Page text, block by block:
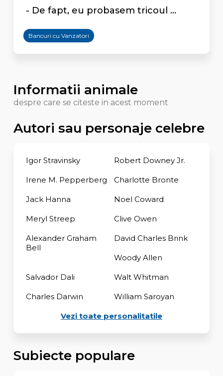
- De fapt, eu probasem tricoul ...
Bancuri cu Vanzatori
Informatii animale
despre care se citeste in acest moment
Autori sau personaje celebre
Igor Stravinsky Robert Downey Jr.
Irene M. Pepperberg Charlotte Bronte
Jack Hanna Noel Coward
Meryl Streep Clive Owen
Alexander Graham
Bell
David Charles Brink
Woody Allen
Salvador Dali Walt Whitman
Charles Darwin William Saroyan
Vezi toate personalitatile
Subiecte populare